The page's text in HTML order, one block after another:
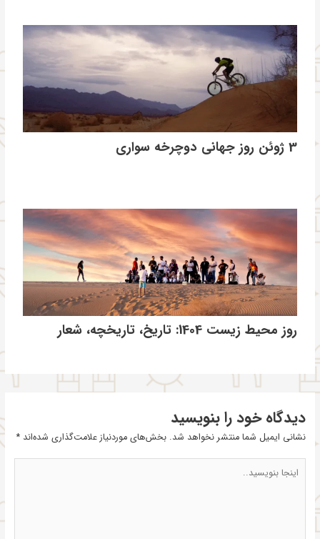
3 ژوئن روز جهانی دوچرخه سواری
روز محیط زیست 1404: تاریخ، تاریخچه، شعار
دیدگاه‌ خود را بنویسید
نشانی ایمیل شما منتشر نخواهد شد. بخش‌های موردنیاز علامت‌گذاری شده‌اند *